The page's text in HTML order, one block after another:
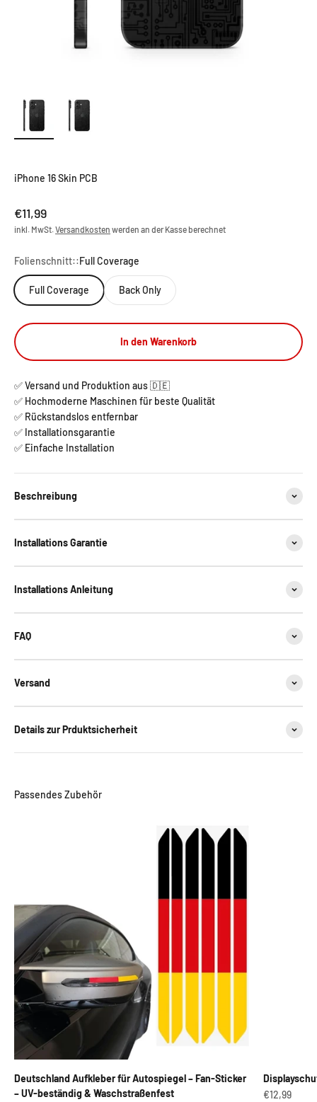
iPhone 16 Skin PCB
Angebot
€11,99
inkl. MwSt.Versandkosten werden an der Kasse berechnet
Folienschnitt::Full Coverage
Full Coverage Back Only
In den Warenkorb
✅ Versand und Produktion aus 🇩🇪
✅ Hochmoderne Maschinen für beste Qualität
✅ Rückstandslos entfernbar
✅ Installationsgarantie
✅ Einfache Installation
Beschreibung
Installations Garantie
Installations Anleitung
FAQ
Versand
Details zur Prduktsicherheit
Passendes Zubehör
Deutschland Aufkleber für Autospiegel – Fan-Sticker
– UV-beständig & Waschstraßenfest
Angebot
€12,99